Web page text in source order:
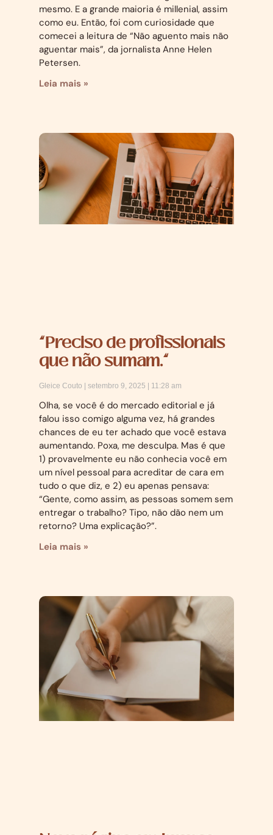
mesmo. E a grande maioria é millenial, assim
como eu. Então, foi com curiosidade que
comecei a leitura de “Não aguento mais não
aguentar mais”, da jornalista Anne Helen
Petersen.
Leia mais »
“Preciso de profissionais
que não sumam.”
Gleice Couto setembro 9, 2025 11:28 am
Olha, se você é do mercado editorial e já
falou isso comigo alguma vez, há grandes
chances de eu ter achado que você estava
aumentando. Poxa, me desculpa. Mas é que
1) provavelmente eu não conhecia você em
um nível pessoal para acreditar de cara em
tudo o que diz, e 2) eu apenas pensava:
“Gente, como assim, as pessoas somem sem
entregar o trabalho? Tipo, não dão nem um
retorno? Uma explicação?”.
Leia mais »